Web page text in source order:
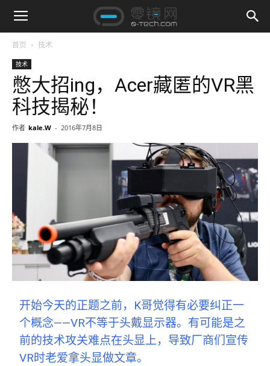
首页 技术
技术
憋大招ing，Acer藏匿的VR黑
科技揭秘！
作者 kale.W - 2016年7月8日
开始今天的正题之前，K哥觉得有必要纠正一
个概念——VR不等于头戴显示器。有可能是之
前的技术攻关难点在头显上，导致厂商们宣传
VR时老爱拿头显做文章。